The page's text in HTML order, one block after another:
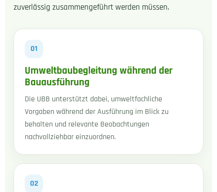
zuverlässig zusammengeführt werden müssen.
01
Umweltbaubegleitung während der
Bauausführung
Die UBB unterstützt dabei, umweltfachliche
Vorgaben während der Ausführung im Blick zu
behalten und relevante Beobachtungen
nachvollziehbar einzuordnen.
02